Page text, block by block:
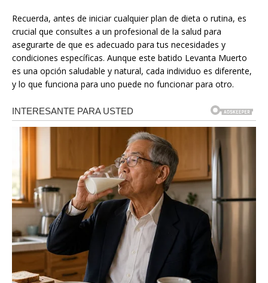
Recuerda, antes de iniciar cualquier plan de dieta o rutina, es
crucial que consultes a un profesional de la salud para
asegurarte de que es adecuado para tus necesidades y
condiciones específicas. Aunque este batido Levanta Muerto
es una opción saludable y natural, cada individuo es diferente,
y lo que funciona para uno puede no funcionar para otro.